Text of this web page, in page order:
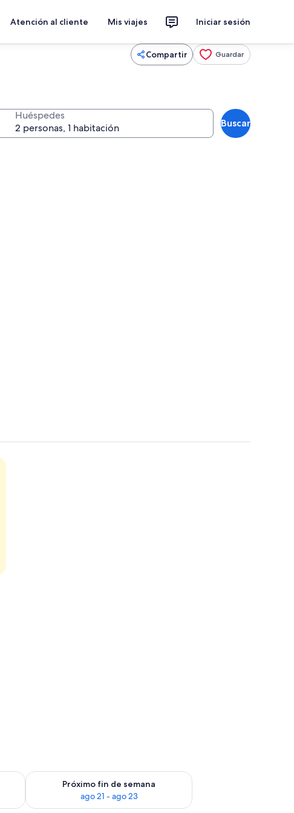
Atención al cliente Mis viajes Iniciar sesión
Compartir Guardar
Huéspedes
Buscar
fin de semana ago 14 - ago 16
Próximo fin de semana
ago 21 - ago 23
Consulta la disponibilidad para el próximo fin de semana